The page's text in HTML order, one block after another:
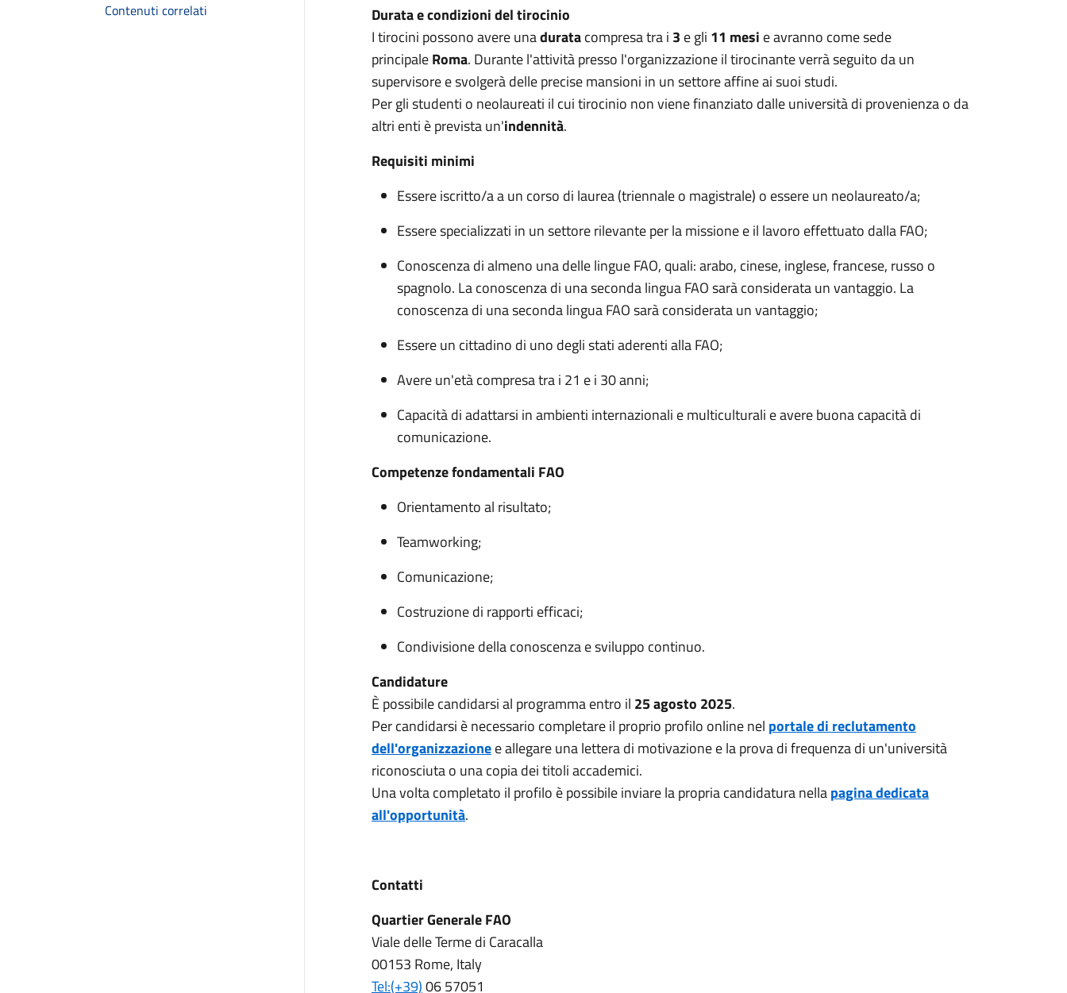
Contenuti correlati
Durata e condizioni del tirocinio
I tirocini possono avere unaduratacompresa tra i 3 e gli 11 mesi e avranno come sede
principaleRoma. Durante l'attività presso l'organizzazione il tirocinante verrà seguito da un
supervisore e svolgerà delle precise mansioni in un settore affine ai suoi studi.
Per gli studenti o neolaureati il cui tirocinio non viene finanziato dalle università di provenienza o da
altri enti è prevista un'indennità.
Requisiti minimi
Essere iscritto/a a un corso di laurea (triennale o magistrale) o essere un neolaureato/a;
Essere specializzati in un settore rilevante per la missione e il lavoro effettuato dalla FAO;
Conoscenza di almeno una delle lingue FAO, quali: arabo, cinese, inglese, francese, russo o
spagnolo. La conoscenza di una seconda lingua FAO sarà considerata un vantaggio. La
conoscenza di una seconda lingua FAO sarà considerata un vantaggio;
Essere un cittadino di uno degli stati aderenti alla FAO;
Avere un'età compresa tra i 21 e i 30 anni;
Capacità di adattarsi in ambienti internazionali e multiculturali e avere buona capacità di
comunicazione.
Competenze fondamentali FAO
Orientamento al risultato;
Teamworking;
Comunicazione;
Costruzione di rapporti efficaci;
Condivisione della conoscenza e sviluppo continuo.
Candidature
È possibile candidarsi al programma entro il 25 agosto 2025.
Per candidarsi è necessario completare il proprio profilo online nel portale di reclutamento
dell'organizzazionee allegare una lettera di motivazione e la prova di frequenza di un'università
riconosciuta o una copia dei titoli accademici.
Una volta completato il profilo è possibile inviare la propria candidatura nellapagina dedicata
all'opportunità.
Contatti
Quartier Generale FAO
Viale delle Terme di Caracalla
00153 Rome, Italy
Tel:(+39)06 57051